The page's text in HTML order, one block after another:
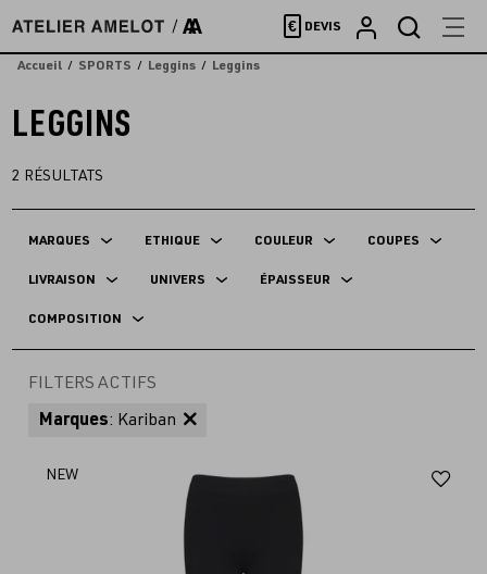
directement
au
€ DEVIS
Accueil SPORTS Leggins Leggins
LEGGINS
2 RÉSULTATS
MARQUES ETHIQUE COULEUR COUPES
LIVRAISON UNIVERS ÉPAISSEUR
COMPOSITION
FILTERS ACTIFS
Marques: Kariban
NEW